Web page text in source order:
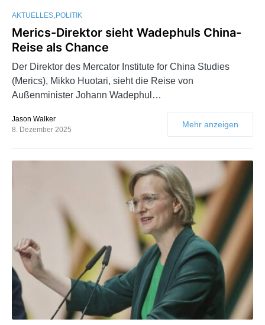
AKTUELLES POLITIK
Merics-Direktor sieht Wadephuls China-
Reise als Chance
Der Direktor des Mercator Institute for China Studies
(Merics), Mikko Huotari, sieht die Reise von
Außenminister Johann Wadephul…
Jason Walker
8. Dezember 2025
Mehr anzeigen